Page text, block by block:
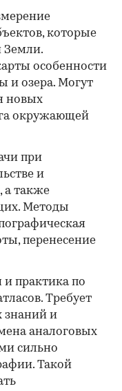
которые
Земли.
особенности
и озера. Могут
новых
окружающей
при
и
а также
Методы
перенесение
и практика по
Требует
знаний и
аналоговых
сильно
Такой